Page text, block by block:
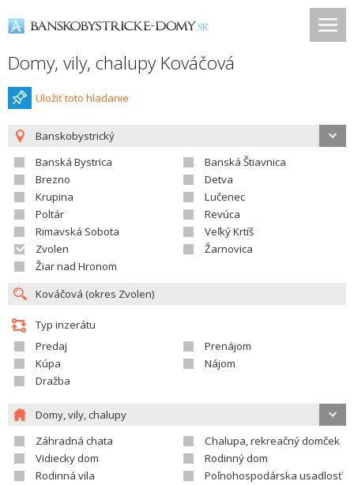
Domy, vily, chalupy Kováčová
Uložiť toto hladanie
Banskobystrický
Banská Bystrica
Banská Štiavnica
Brezno
Detva
Krupina
Lučenec
Poltár
Revúca
Rimavská Sobota
Veľký Krtíš
Zvolen
Žarnovica
Žiar nad Hronom
Typ inzerátu
Predaj
Prenájom
Kúpa
Nájom
Dražba
Domy, vily, chalupy
Záhradná chata
Chalupa, rekreačný domček
Vidiecky dom
Rodinný dom
Rodinná vila
Poľnohospodárska usadlosť